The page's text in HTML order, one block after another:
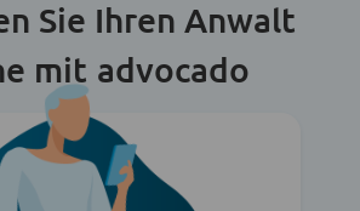
Sie Ihren Anwalt
mit advocado